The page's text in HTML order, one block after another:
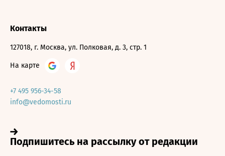
Контакты
127018, г. Москва, ул. Полковая, д. 3, стр. 1
На карте
+7 495 956-34-58
info@vedomosti.ru